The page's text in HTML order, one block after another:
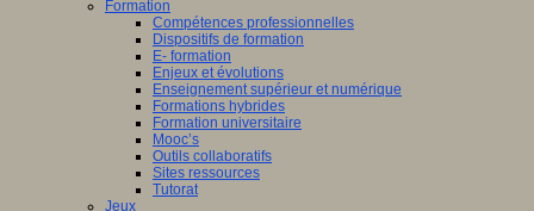
Formation
Compétences professionnelles
Dispositifs de formation
E- formation
Enjeux et évolutions
Enseignement supérieur et numérique
Formations hybrides
Formation universitaire
Mooc’s
Outils collaboratifs
Sites ressources
Tutorat
Jeux